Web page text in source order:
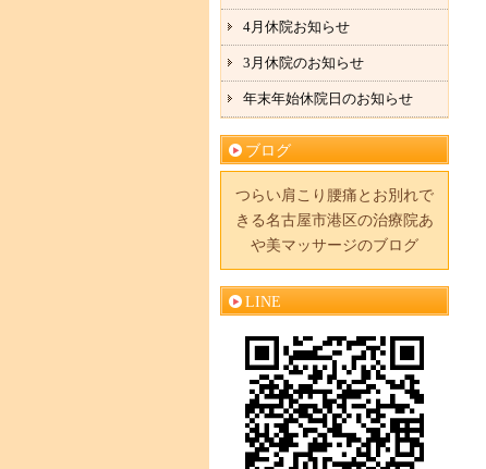
4月休院お知らせ
3月休院のお知らせ
年末年始休院日のお知らせ
ブログ
つらい肩こり腰痛とお別れで
きる名古屋市港区の治療院あ
や美マッサージのブログ
LINE